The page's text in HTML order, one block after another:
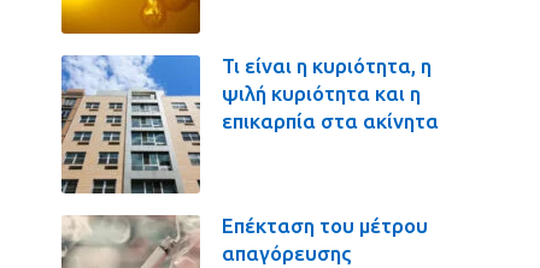
Τι είναι η κυριότητα, η
ψιλή κυριότητα και η
επικαρπία στα ακίνητα
Επέκταση του μέτρου
απαγόρευσης